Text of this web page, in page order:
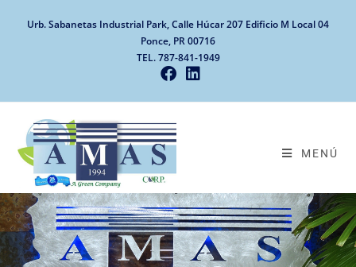
Urb. Sabanetas Industrial Park, Calle Húcar 207 Edificio M Local 04
Ponce, PR 00716
TEL. 787-841-1949
MENÚ